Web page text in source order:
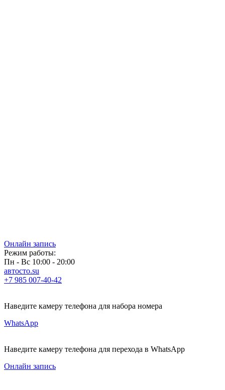
Онлайн запись
Режим работы:
Пн - Вс 10:00 - 20:00
автосто.su
+7 985 007-40-42
Наведите камеру телефона для набора номера
WhatsApp
Наведите камеру телефона для перехода в WhatsApp
Онлайн запись